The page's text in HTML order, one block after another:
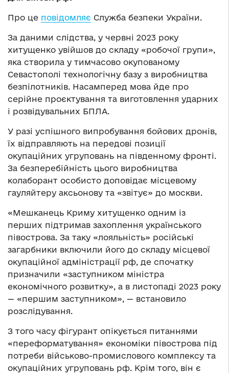
Про це повідомляє Служба безпеки України.
За даними слідства, у червні 2023 року
хитущенко увійшов до складу «робочої групи»,
яка створила у тимчасово окупованому
Севастополі технологічну базу з виробництва
безпілотників. Насамперед мова йде про
серійне проєктування та виготовлення ударних
і розвідувальних БПЛА.
У разі успішного випробування бойових дронів,
їх відправляють на передові позиції
окупаційних угруповань на південному фронті.
За безперебійність цього виробництва
колаборант особисто доповідає місцевому
гауляйтеру аксьонову та «звітує» до москви.
«Мешканець Криму хитущенко одним із
перших підтримав захоплення українського
півострова. За таку «лояльність» російські
загарбники включили його до складу місцевої
окупаційної адміністрації рф, де спочатку
призначили «заступником міністра
економічного розвитку», а в листопаді 2023 року
— «першим заступником», — встановило
розслідування.
З того часу фігурант опікується питаннями
«переформатування» економіки півострова під
потреби військово-промислового комплексу та
окупаційних угруповань рф. Крім того, він є